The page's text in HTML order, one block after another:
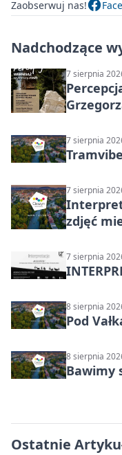
Zaobserwuj nas!
Nadchodzące
7 sierpnia
7 sierpnia
7 sierpnia
zdjęć
7 sierpnia
8 sierpnia
Pod
8 sierpnia
Bawimy
Ostatnie